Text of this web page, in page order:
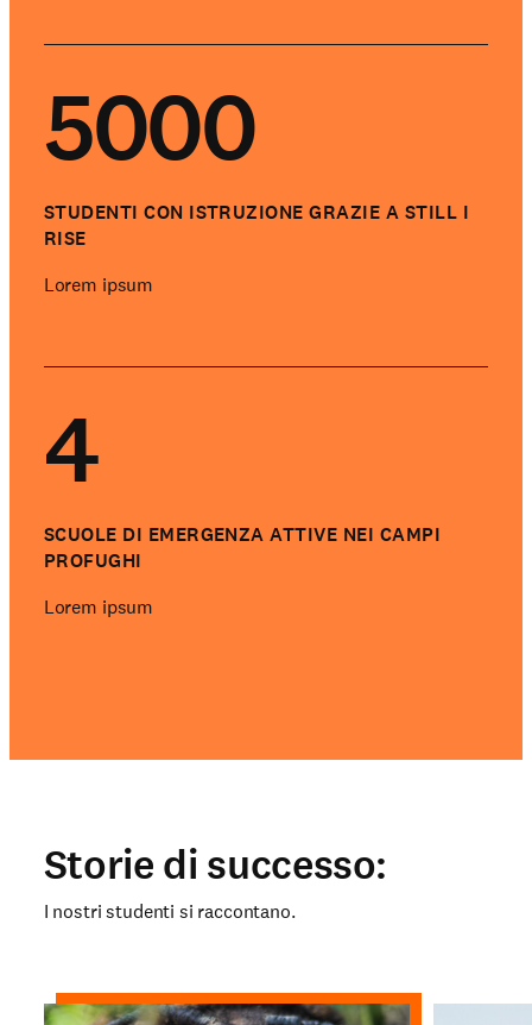
5000
STUDENTI CON ISTRUZIONE GRAZIE A STILL I
RISE
Lorem ipsum
4
SCUOLE DI EMERGENZA ATTIVE NEI CAMPI
PROFUGHI
Lorem ipsum
Storie di successo:
I nostri studenti si raccontano.